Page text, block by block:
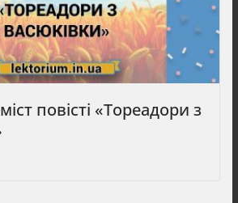
повісті «Тореадори з